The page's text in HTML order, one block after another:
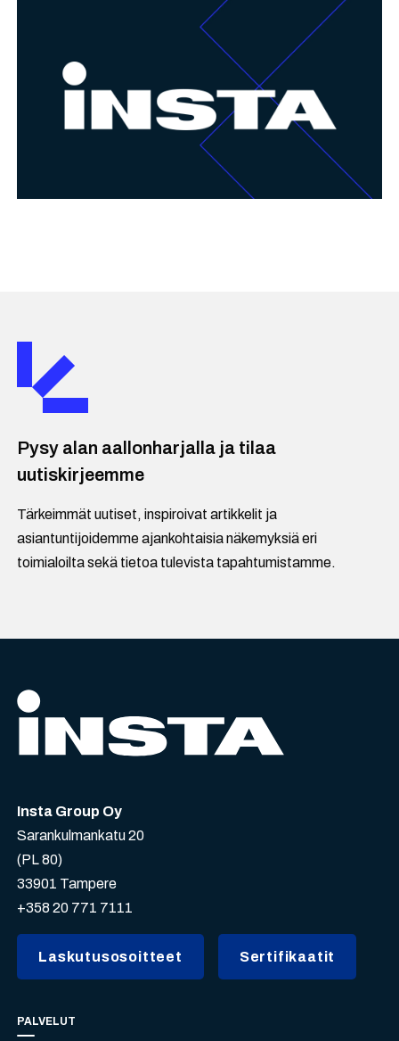
Pysy alan aallonharjalla ja tilaa
uutiskirjeemme
Tärkeimmät uutiset, inspiroivat artikkelit ja
asiantuntijoidemme ajankohtaisia näkemyksiä eri
toimialoilta sekä tietoa tulevista tapahtumistamme.
Insta Group Oy
Sarankulmankatu 20
(PL 80)
33901 Tampere
+358 20 771 7111
Laskutusosoitteet Sertifikaatit
PALVELUT